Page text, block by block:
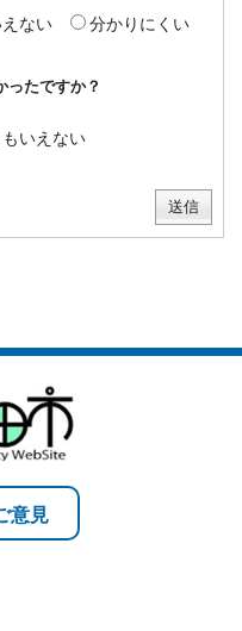
ない
分かりにくい
ったですか？
いえない
意見